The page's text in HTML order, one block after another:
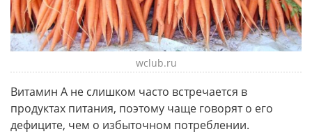
wclub.ru
Витамин А не слишком часто встречается в
продуктах питания, поэтому чаще говорят о его
дефиците, чем о избыточном потреблении.